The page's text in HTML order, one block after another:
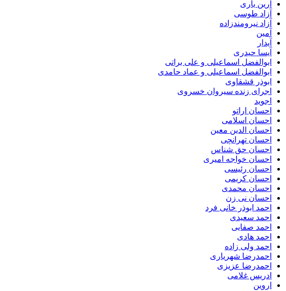
آرین یاری
آزاد طوسی
آزاد نیرومندزاده
آمین
آیدار
آیسا حیدری
ابوالفضل اسماعیلی و علی براتی
ابوالفضل اسماعیلی و عماد حامدی
ابوذر قشقاوی
اجرای زنده سیروان خسروی
اجوید
احسان اراتو
احسان اسلامی
احسان الدین معین
احسان تهرانچی
احسان حق شناس
احسان خواجه امیری
احسان رئیسی
احسان کریمی
احسان محمدی
احسان نی زن
احمد ابوذر خانی فرد
احمد سعیدی
احمد صفایی
احمد هادی
احمد ولی زاده
احمدرضا شهریاری
احمدرضا عزیزی
ادریس غلامی
اروین